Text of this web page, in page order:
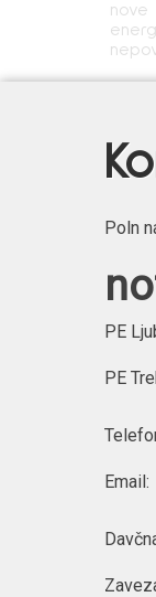
nove
Poln
PE
PE
Email: